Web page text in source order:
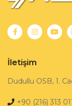
İletişim
Dudullu OSB, 1.
+90 (216) 313